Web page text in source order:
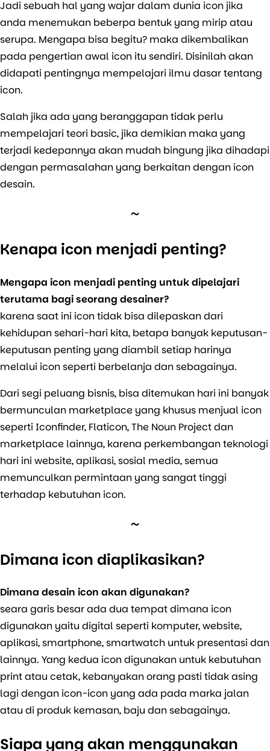
Jadi sebuah hal yang wajar dalam dunia icon jika
anda menemukan beberpa bentuk yang mirip atau
serupa. Mengapa bisa begitu? maka dikembalikan
pada pengertian awal icon itu sendiri. Disinilah akan
didapati pentingnya mempelajari ilmu dasar tentang
icon.
Salah jika ada yang beranggapan tidak perlu
mempelajari teori basic, jika demikian maka yang
terjadi kedepannya akan mudah bingung jika dihadapi
dengan permasalahan yang berkaitan dengan icon
desain.
Kenapa icon menjadi penting?
Mengapa icon menjadi penting untuk dipelajari
terutama bagi seorang desainer?
karena saat ini icon tidak bisa dilepaskan dari
kehidupan sehari-hari kita, betapa banyak keputusan-
keputusan penting yang diambil setiap harinya
melalui icon seperti berbelanja dan sebagainya.
Dari segi peluang bisnis, bisa ditemukan hari ini banyak
bermunculan marketplace yang khusus menjual icon
seperti Iconfinder, Flaticon, The Noun Project dan
marketplace lainnya, karena perkembangan teknologi
hari ini website, aplikasi, sosial media, semua
memunculkan permintaan yang sangat tinggi
terhadap kebutuhan icon.
Dimana icon diaplikasikan?
Dimana desain icon akan digunakan?
seara garis besar ada dua tempat dimana icon
digunakan yaitu digital seperti komputer, website,
aplikasi, smartphone, smartwatch untuk presentasi dan
lainnya. Yang kedua icon digunakan untuk kebutuhan
print atau cetak, kebanyakan orang pasti tidak asing
lagi dengan icon-icon yang ada pada marka jalan
atau di produk kemasan, baju dan sebagainya.
Siapa yang akan menggunakan